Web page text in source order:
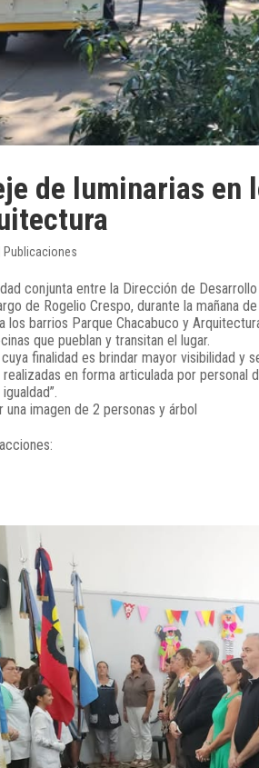
de luminarias en
Publicaciones
conjunta entre la Dirección de
de Rogelio Crespo, durante la mañana
los barrios Parque Chacabuco y
que pueblan y transitan el lugar.
finalidad es brindar mayor visibilidad y
realizadas en forma articulada por personal